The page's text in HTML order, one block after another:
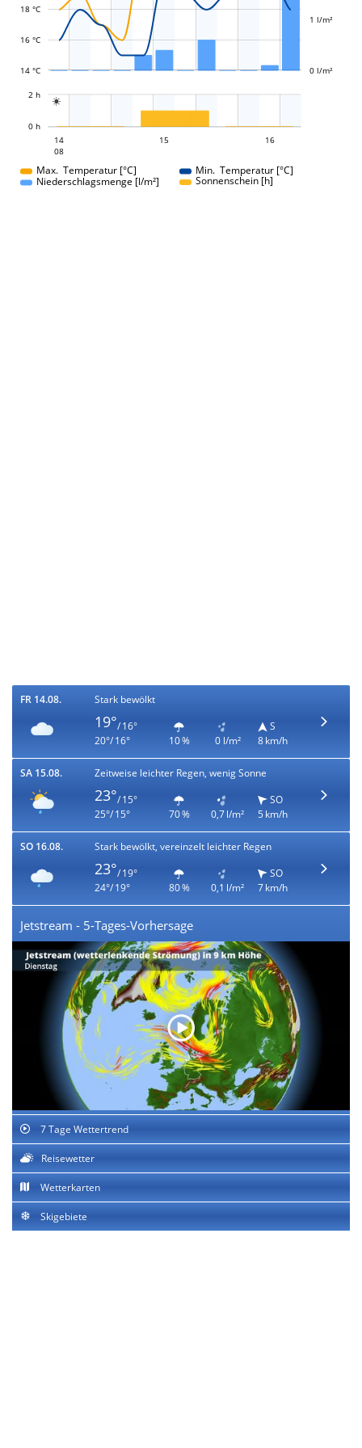
14 °C
16 °C
18 °C
0 l/m²
1 l/m²

0 h
2 h
14
08
15 16
Max. Temperatur [°C]
Min. Temperatur [°C]
Niederschlagsmenge [l/m²]
Sonnenschein [h]
FR 14.08. Stark bewölkt
19°/ 16°
20°/ 16°
10 % 0 l/m²
S
8 km/h
SA 15.08. Zeitweise leichter Regen, wenig Sonne
23°/ 15°
25°/ 15°
70 % 0,7 l/m²
SO
5 km/h
SO 16.08. Stark bewölkt, vereinzelt leichter Regen
23°/ 19°
24°/ 19°
80 % 0,1 l/m²
SO
7 km/h
Jetstream - 5-Tages-Vorhersage
7 Tage Wettertrend
Reisewetter
Wetterkarten
Skigebiete